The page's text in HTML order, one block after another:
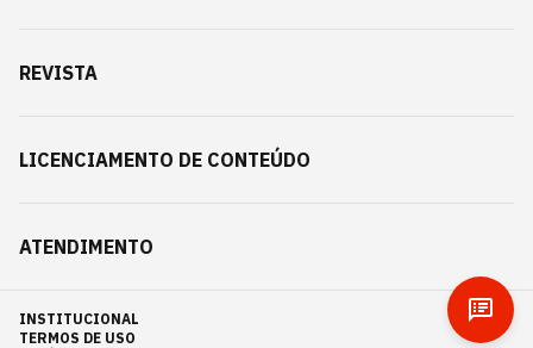
REVISTA
LICENCIAMENTO DE CONTEÚDO
ATENDIMENTO
INSTITUCIONAL
TERMOS DE USO